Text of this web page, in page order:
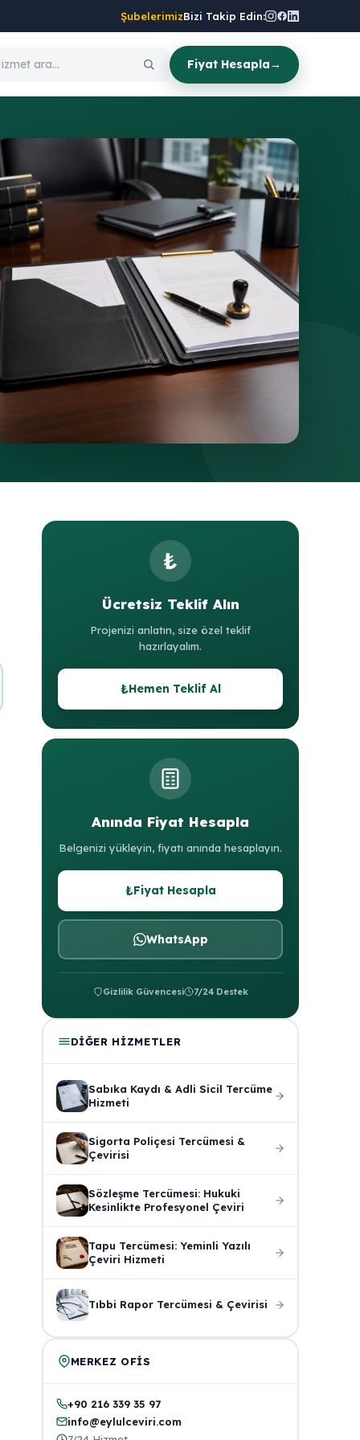
ŞubelerimizBizi Takip Edin:
Fiyat Hesapla→
₺
Ücretsiz Teklif Alın
Projenizi anlatın, size özel teklif
hazırlayalım.
₺Hemen Teklif Al
Anında Fiyat Hesapla
Belgenizi yükleyin, fiyatı anında hesaplayın.
₺Fiyat Hesapla
WhatsApp
Gizlilik Güvencesi 7/24 Destek
DIĞER HIZMETLER
Sabıka Kaydı & Adli Sicil Tercüme
Hizmeti
Sigorta Poliçesi Tercümesi &
Çevirisi
Sözleşme Tercümesi: Hukuki
Kesinlikte Profesyonel Çeviri
Tapu Tercümesi: Yeminli Yazılı
Çeviri Hizmeti
Tıbbi Rapor Tercümesi & Çevirisi
MERKEZ OFIS
+90 216 339 35 97
info@eylulceviri.com